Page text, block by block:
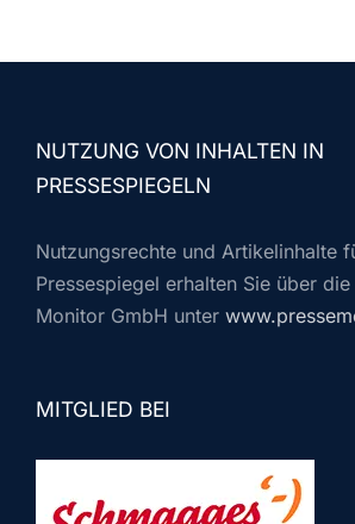
NUTZUNG VON INHALTEN IN
PRESSESPIEGELN
Nutzungsrechte und Artikelinhalte
Pressespiegel erhalten Sie über die
Monitor GmbH unter
MITGLIED BEI